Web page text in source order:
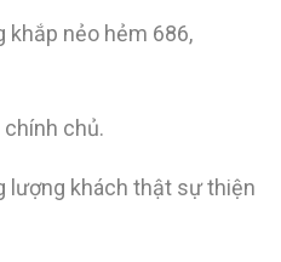
khắp nẻo hẻm 686,
chính chủ.
lượng khách thật sự thiện